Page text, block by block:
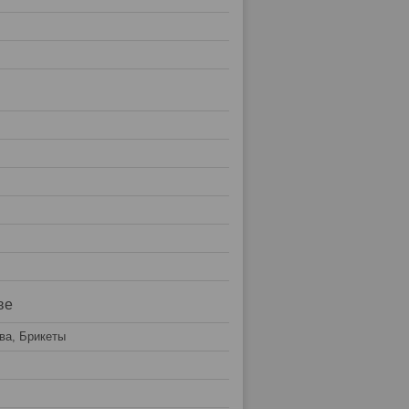
Брикеты